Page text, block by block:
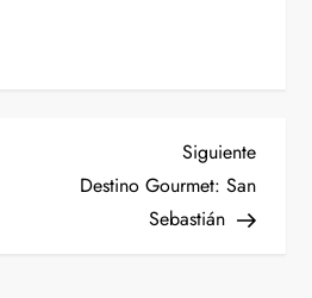
Siguiente
Destino Gourmet: San
Sebastián